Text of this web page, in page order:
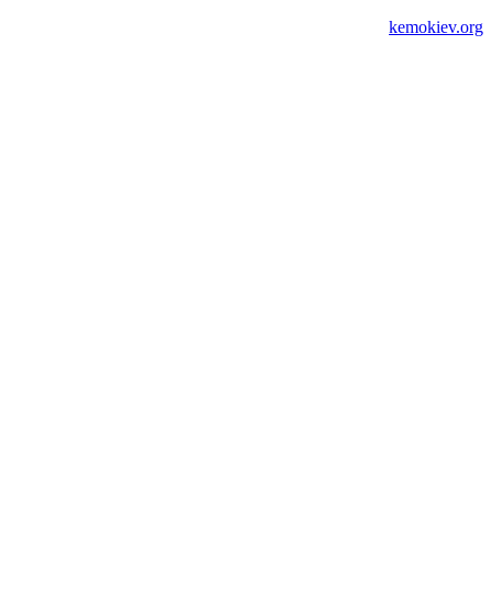
kemokiev.org